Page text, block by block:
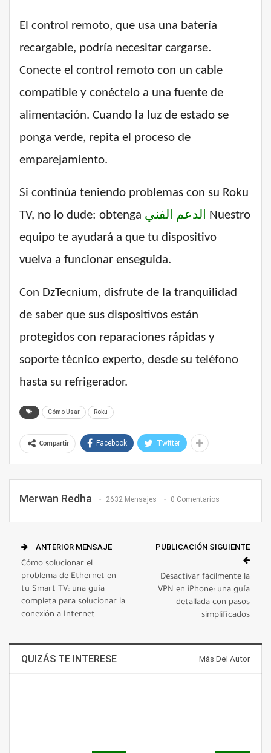
El control remoto, que usa una batería
recargable, podría necesitar cargarse.
Conecte el control remoto con un cable
compatible y conéctelo a una fuente de
alimentación. Cuando la luz de estado se
ponga verde, repita el proceso de
emparejamiento.
Si continúa teniendo problemas con su Roku
TV, no lo dude: obtenga الدعم الفني
Nuestro
equipo te ayudará a que tu dispositivo
vuelva a funcionar enseguida.
Con DzTecnium, disfrute de la tranquilidad
de saber que sus dispositivos están
protegidos con reparaciones rápidas y
soporte técnico experto, desde su teléfono
hasta su refrigerador.
Cómo Usar Roku
Compartir Facebook Twitter
Merwan Redha 2632 Mensajes 0 Comentarios
ANTERIOR MENSAJE
Cómo solucionar el
problema de Ethernet en
tu Smart TV: una guía
completa para solucionar la
conexión a Internet
PUBLICACIÓN SIGUIENTE
Desactivar fácilmente la
VPN en iPhone: una guía
detallada con pasos
simplificados
QUIZÁS TE INTERESE Más Del Autor